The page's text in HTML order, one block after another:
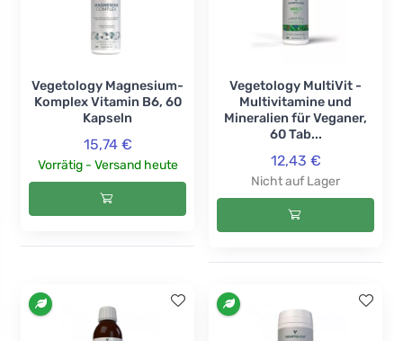
Vegetology Magnesium-
Komplex Vitamin B6, 60
Kapseln
15,74 €
Vorrätig - Versand heute
Vegetology MultiVit -
Multivitamine und
Mineralien für Veganer,
60 Tab...
12,43 €
Nicht auf Lager